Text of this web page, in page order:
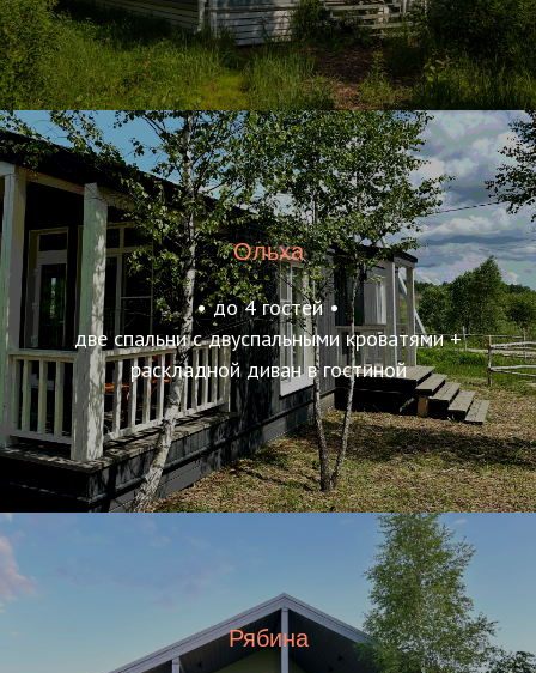
Ольха
• до 4 гостей •
две спальни с двуспальными кроватями +
раскладной диван в гостиной
Рябина